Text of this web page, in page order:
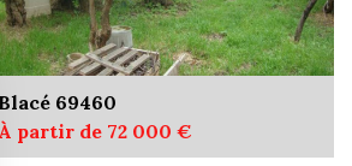
Blacé 69460
À partir de 72 000 €